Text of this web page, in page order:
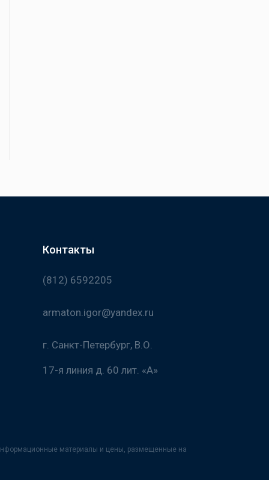
Контакты
(812) 6592205
armaton.igor@yandex.ru
г. Санкт-Петербург, В.О.
17-я линия д. 60 лит. «А»
материалы и цены, размещенные на